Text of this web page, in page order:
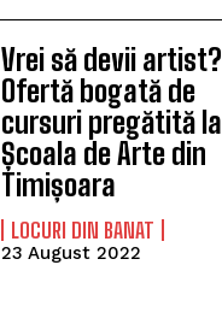
Vrei să devii artist?
Ofertă bogată de
cursuri pregătită la
Școala de Arte din
Timișoara
LOCURI DIN BANAT
23 August 2022